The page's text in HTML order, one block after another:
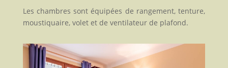
Les chambres sont équipées de rangement, tenture,
moustiquaire, volet et de ventilateur de plafond.